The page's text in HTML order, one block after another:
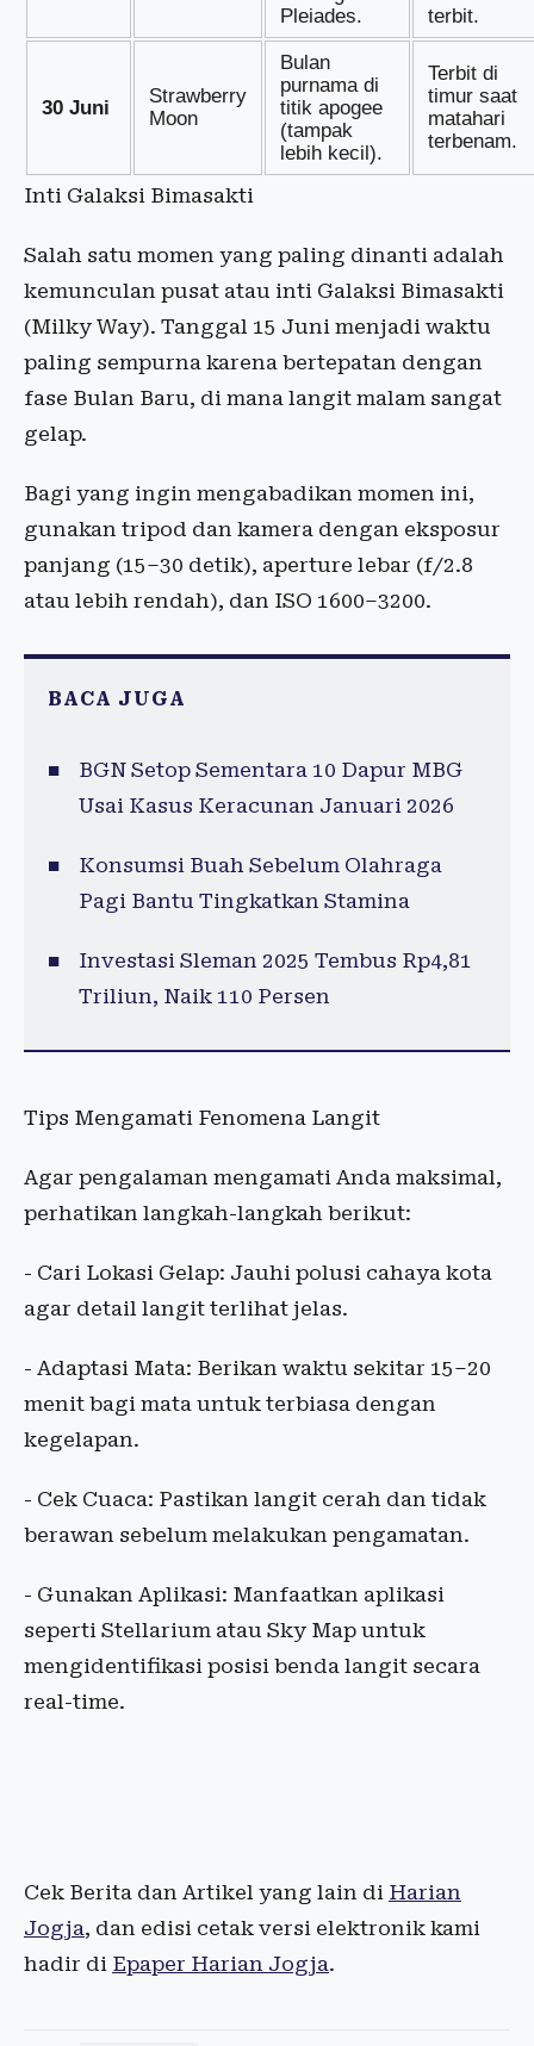
Pleiades.
terbit.
30 Juni
Strawberry
Moon
Bulan
purnama di
titik apogee
(tampak
lebih kecil).
Terbit di
timur saat
matahari
terbenam.
Inti Galaksi Bimasakti
Salah satu momen yang paling dinanti adalah
kemunculan pusat atau inti Galaksi Bimasakti
(Milky Way). Tanggal 15 Juni menjadi waktu
paling sempurna karena bertepatan dengan
fase Bulan Baru, di mana langit malam sangat
gelap.
Bagi yang ingin mengabadikan momen ini,
gunakan tripod dan kamera dengan eksposur
panjang (15–30 detik), aperture lebar (f/2.8
atau lebih rendah), dan ISO 1600–3200.
BACA JUGA
BGN Setop Sementara 10 Dapur MBG
Usai Kasus Keracunan Januari 2026
Konsumsi Buah Sebelum Olahraga
Pagi Bantu Tingkatkan Stamina
Investasi Sleman 2025 Tembus Rp4,81
Triliun, Naik 110 Persen
Tips Mengamati Fenomena Langit
Agar pengalaman mengamati Anda maksimal,
perhatikan langkah-langkah berikut:
- Cari Lokasi Gelap: Jauhi polusi cahaya kota
agar detail langit terlihat jelas.
- Adaptasi Mata: Berikan waktu sekitar 15–20
menit bagi mata untuk terbiasa dengan
kegelapan.
- Cek Cuaca: Pastikan langit cerah dan tidak
berawan sebelum melakukan pengamatan.
- Gunakan Aplikasi: Manfaatkan aplikasi
seperti Stellarium atau Sky Map untuk
mengidentifikasi posisi benda langit secara
real-time.
Cek Berita dan Artikel yang lain di Harian
Jogja, dan edisi cetak versi elektronik kami
hadir di Epaper Harian Jogja.